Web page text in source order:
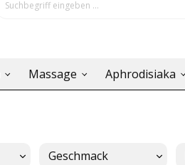
Massage Aphrodisiaka
Geschmack